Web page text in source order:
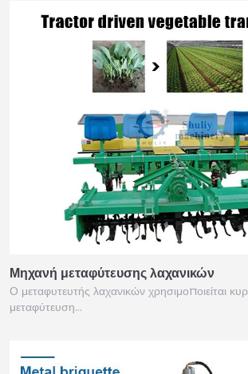
Μηχανή μεταφύτευσης λαχανικών
Ο μεταφυτευτής λαχανικών χρησιμοποιείται
μεταφύτευση…